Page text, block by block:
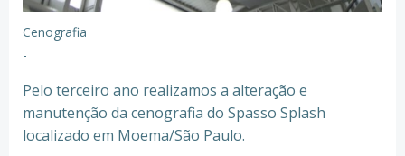
Cenografia
-
Pelo terceiro ano realizamos a alteração e
manutenção da cenografia do Spasso Splash
localizado em Moema/São Paulo.